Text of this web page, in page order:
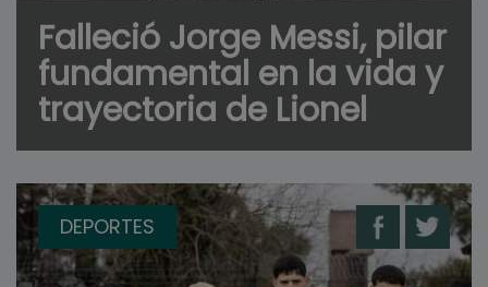
Falleció Jorge Messi, pilar
fundamental en la vida y
trayectoria de Lionel
DEPORTES